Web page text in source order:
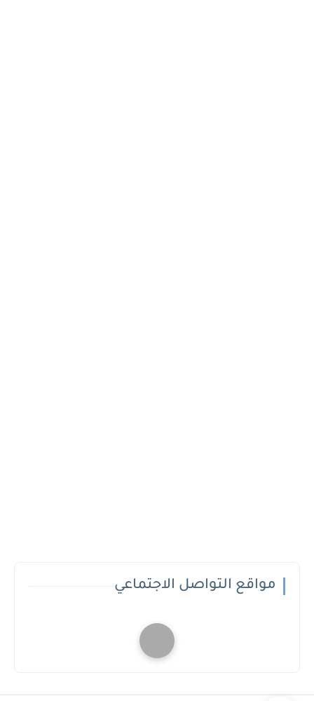
مواقع التواصل الاجتماعي